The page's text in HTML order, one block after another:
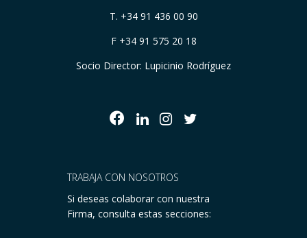
T. +34 91 436 00 90
F +34 91 575 20 18
Socio Director: Lupicinio Rodríguez
TRABAJA CON NOSOTROS
Si deseas colaborar con nuestra
Firma, consulta estas secciones: